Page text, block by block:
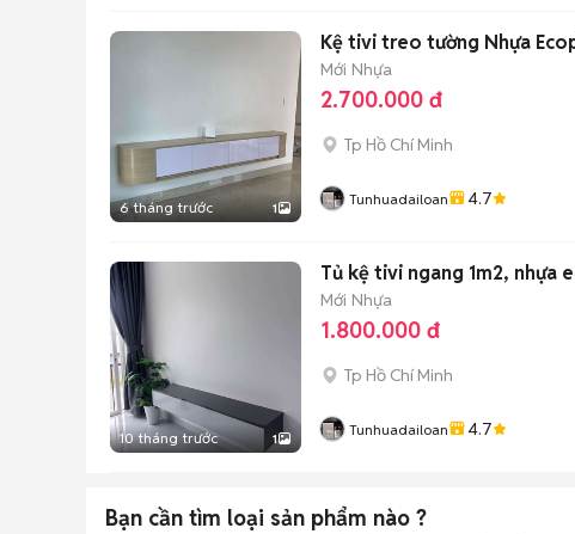
6 tháng trước 1
Kệ tivi treo tường Nhựa
Mới Nhựa
2.700.000 đ
Tp Hồ Chí Minh
Tunhuadailoan 4.7
10 tháng trước 1
Tủ kệ tivi ngang 1m2, nhựa
Mới Nhựa
1.800.000 đ
Tp Hồ Chí Minh
Tunhuadailoan 4.7
Bạn cần tìm loại sản phẩm nào ?